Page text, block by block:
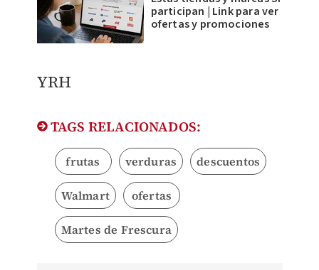
participan | Link para ver
ofertas y promociones
YRH
TAGS RELACIONADOS:
frutas verduras descuentos
Walmart ofertas
Martes de Frescura